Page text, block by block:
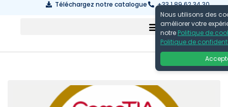
Téléchargez notre catalogue +33 1 89 62 34 30
Nous utilisons des
améliorer votre
notre Politique de
Politique de